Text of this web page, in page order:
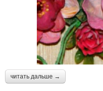
читать дальше →